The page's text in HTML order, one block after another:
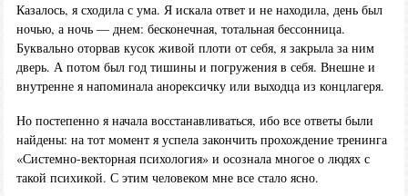
Казалось, я сходила с ума. Я искала ответ и не находила, день был
ночью, а ночь — днем: бесконечная, тотальная бессонница.
Буквально оторвав кусок живой плоти от себя, я закрыла за ним
дверь. А потом был год тишины и погружения в себя. Внешне и
внутренне я напоминала анорексичку или выходца из концлагеря.
Но постепенно я начала восстанавливаться, ибо все ответы были
найдены: на тот момент я успела закончить прохождение тренинга
«Системно-векторная психология» и осознала многое о людях с
такой психикой. С этим человеком мне все стало ясно.